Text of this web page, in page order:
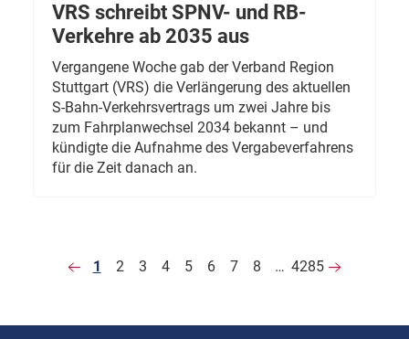
VRS schreibt SPNV- und RB-
Verkehre ab 2035 aus
Vergangene Woche gab der Verband Region
Stuttgart (VRS) die Verlängerung des aktuellen
S-Bahn-Verkehrsvertrags um zwei Jahre bis
zum Fahrplanwechsel 2034 bekannt – und
kündigte die Aufnahme des Vergabeverfahrens
für die Zeit danach an.
1 2 3 4 5 6 7 8 … 4285